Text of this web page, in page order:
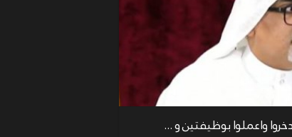
واعملوا بوظيفتين و ...